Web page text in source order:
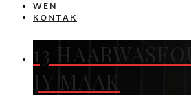
WEN
KONTAK
13
JY MAAK